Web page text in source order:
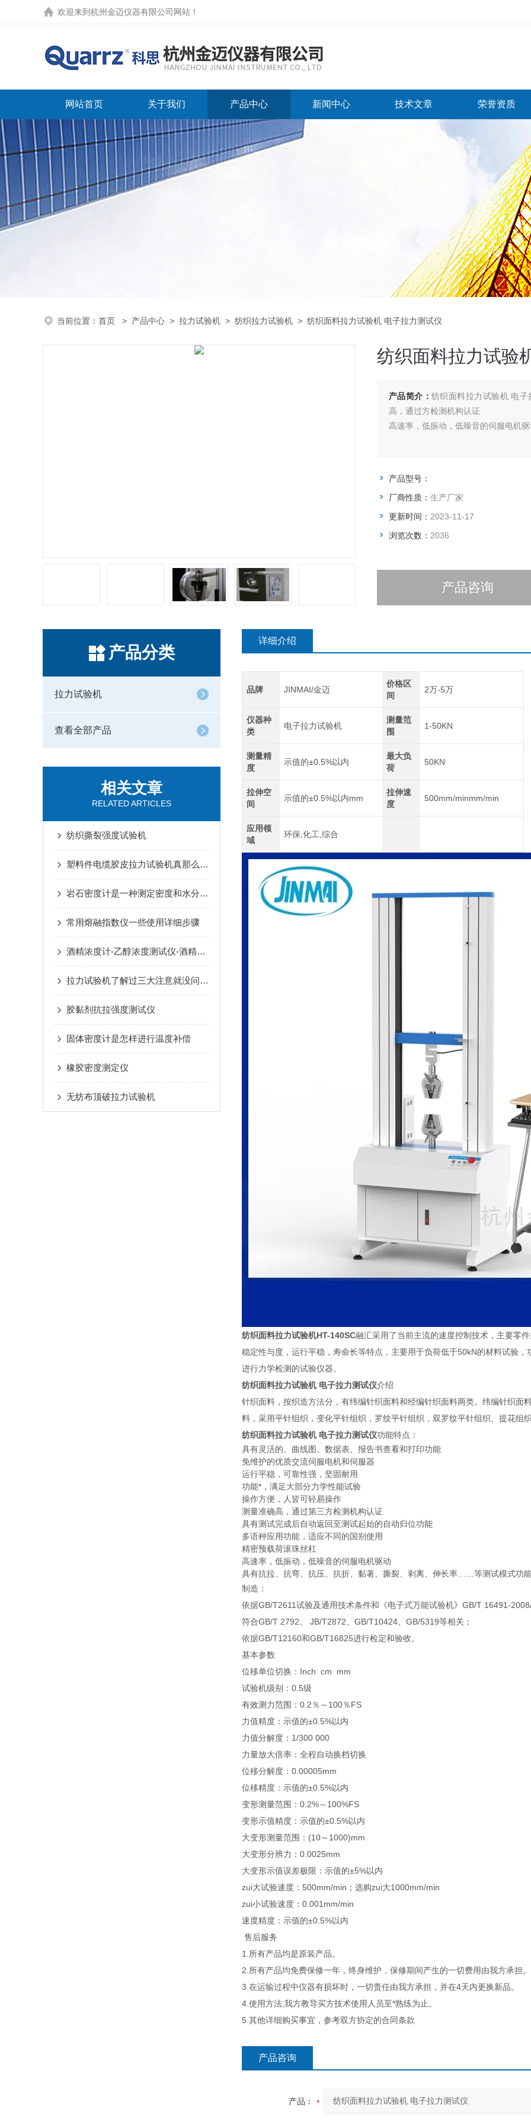
欢迎来到 杭州金迈仪器有限公司网站 ！
网站首页 关于我们 产品中心 新闻中心 技术文章 荣誉资质
当前位置： 首页 > 产品中心 > 拉力试验机 > 纺织拉力试验机 > 纺织面料拉力试验机 电子拉力测试仪
纺织面料拉力试验
产品简介： 纺织面料拉力试验机 电
高，通过方检测机构认证
高速率，低振动，低噪音的伺服电机
产品型号：
厂商性质： 生产厂家
更新时间： 2023-11-17
浏览次数： 2036
产品咨询
产品分类
拉力试验机
查看全部产品
相关文章
RELATED ARTICLES
纺织撕裂强度试验机
塑料件电缆胶皮拉力试验机真那么好用
岩石密度计是一种测定密度和水分的两用的天平
常用熔融指数仪一些使用详细步骤
酒精浓度计-乙醇浓度测试仪-酒精度测量仪
拉力试验机了解过三大注意就没问题了？
胶黏剂抗拉强度测试仪
固体密度计是怎样进行温度补偿
橡胶密度测定仪
无纺布顶破拉力试验机
详细介绍
品牌 JINMAI/金迈
价格区
间
2万-5万
仪器种
类
电子拉力试验机
测量范
围
1-50KN
测量精
度
示值的±0.5%以内
最大负
荷
50KN
拉伸空
间
示值的±0.5%以内mm
拉伸速
度
500mm/minmm/min
应用领
域
环保,化工,综合
纺织面料拉力试验机HT-140SC融汇采用了当前主流的速度控制技术，主要零
稳定性与度，运行平稳，寿命长等特点，主要用于负荷低于50kN的材料试验
进行力学检测的试验仪器。
纺织面料拉力试验机 电子拉力测试仪介绍
针织面料，按织造方法分，有纬编针织面料和经编针织面料两类。纬编针织面
料，采用平针组织，变化平针组织，罗纹平针组织，双罗纹平针组织、提花组
纺织面料拉力试验机 电子拉力测试仪功能特点：
具有灵活的、曲线图、数据表、报告书查看和打印功能
免维护的优质交流伺服电机和伺服器
运行平稳，可靠性强，坚固耐用
功能*，满足大部分力学性能试验
操作方便，人皆可轻易操作
测量准确高，通过第三方检测机构认证
具有测试完成后自动返回至测试起始的自动归位功能
多语种应用功能，适应不同的国别使用
精密预载荷滚珠丝杠
高速率，低振动，低噪音的伺服电机驱动
具有抗拉、抗弯、抗压、抗折、黏著、撕裂、剥离、伸长率……等测试模式功
制造：
依据GB/T2611试验及通用技术条件和《电子式万能试验机》GB/T 16491-
符合GB/T 2792、 JB/T2872、GB/T10424、GB/5319等相关；
依据GB/T12160和GB/T16825进行检定和验收。
基本参数
位移单位切换：Inch cm mm
试验机级别：0.5级
有效测力范围：0.2％～100％FS
力值精度：示值的±0.5%以内
力值分解度：1/300 000
力量放大倍率：全程自动换档切换
位移分解度：0.00005mm
位移精度：示值的±0.5%以内
变形测量范围：0.2%～100%FS
变形示值精度：示值的±0.5%以内
大变形测量范围：(10～1000)mm
大变形分辨力：0.0025mm
大变形示值误差极限：示值的±5%以内
zui大试验速度：500mm/min；选购zui大1000mm/min
zui小试验速度：0.001mm/min
速度精度：示值的±0.5%以内
售后服务
1.所有产品均是原装产品。
2.所有产品均免费保修一年，终身维护，保修期间产生的一切费用由我方承担
3.在运输过程中仪器有损坏时，一切责任由我方承担，并在4天内更换新品。
4.使用方法,我方教导买方技术使用人员至*熟练为止。
5.其他详细购买事宜，参考双方协定的合同条款
产品咨询
产品：